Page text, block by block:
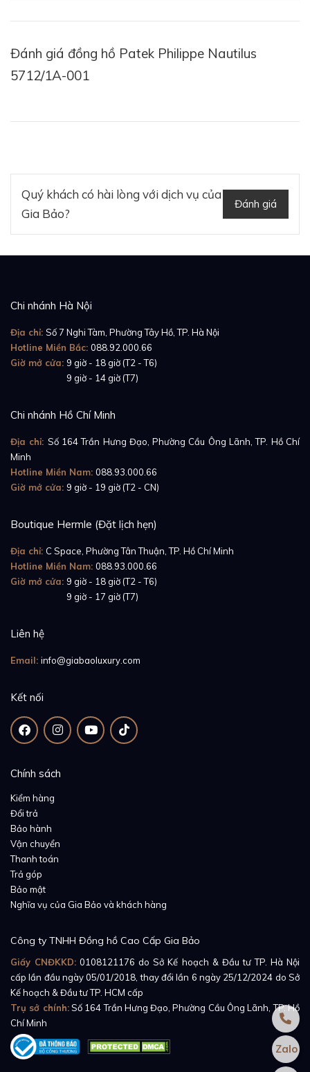
Philippe Nautilus 5712/1A-001 rõ ràng nổi bật hơn so
nguyên thiết kế huyền thoại được sáng tạo bởi nghệ
bezel đồng hồ được bo góc để tạo ra dáng vòng cung
hoàn hảo gần giống hình tròn, một chi tiết rất nhẹ
nhàng nhưng rất sự khác biệt lớn cho Nautilus.
Tại sao các thương hiệu đồng hồ cao cấp đồng loạt
nâng thời hạn bảo hành?
Đánh giá đồng hồ Patek Philippe Nautilus
5712/1A-001
Quý khách có hài lòng với dịch vụ của
Gia Bảo?
Đánh giá
Chi nhánh Hà Nội
Địa chỉ: Số 7 Nghi Tàm, Phường Tây Hồ, TP. Hà Nội
Hotline Miền Bắc: 088.92.000.66
Giờ mở cửa: 9 giờ - 18 giờ (T2 - T6)
9 giờ - 14 giờ (T7)
Chi nhánh Hồ Chí Minh
Địa chỉ: Số 164 Trần Hưng Đạo, Phường Cầu Ông Lãnh, TP. Hồ Chí
Minh
Hotline Miền Nam: 088.93.000.66
Giờ mở cửa: 9 giờ - 19 giờ (T2 - CN)
Boutique Hermle (Đặt lịch hẹn)
Địa chỉ: C Space, Phường Tân Thuận, TP. Hồ Chí Minh
Hotline Miền Nam: 088.93.000.66
Giờ mở cửa: 9 giờ - 18 giờ (T2 - T6)
9 giờ - 17 giờ (T7)
Liên hệ
Email: info@giabaoluxury.com
Kết nối
Chính sách
Kiểm hàng
Đổi trả
Bảo hành
Vận chuyển
Thanh toán
Trả góp
Bảo mật
Nghĩa vụ của Gia Bảo và khách hàng
Công ty TNHH Đồng hồ Cao Cấp Gia Bảo
Giấy CNĐKKD: 0108121176 do Sở Kế hoạch & Đầu tư TP. Hà Nội
cấp lần đầu ngày 05/01/2018, thay đổi lần 6 ngày 25/12/2024 do Sở
Kế hoạch & Đầu tư TP. HCM cấp
Trụ sở chính:Số 164 Trần Hưng Đạo, Phường Cầu Ông Lãnh, TP. Hồ
Chí Minh
Zalo